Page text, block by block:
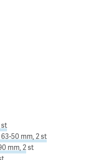
st
50 mm, 2 st
mm, 2st